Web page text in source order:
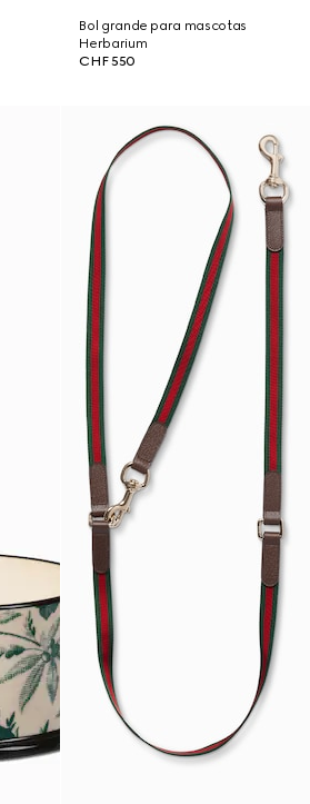
Bol grande para mascotas
Herbarium
CHF 550